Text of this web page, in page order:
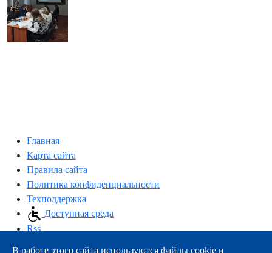
Главная
Карта сайта
Правила сайта
Политика конфиденциальности
Техподдержка
Доступная среда
Rss
В работе этого сайта используются файлы cookie и